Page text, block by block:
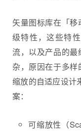
矢量图标库在「
级特性，这些特
流，以及产品的
杂，原因在于多
缩放的自适应设计
案：
可缩放性（